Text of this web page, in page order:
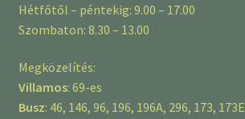
Hétfőtől – péntekig: 9.00 – 17.00
Szombaton: 8.30 – 13.00
Megközelítés:
Villamos: 69-es
Busz: 46, 146, 96, 196, 196A, 296, 173, 173E